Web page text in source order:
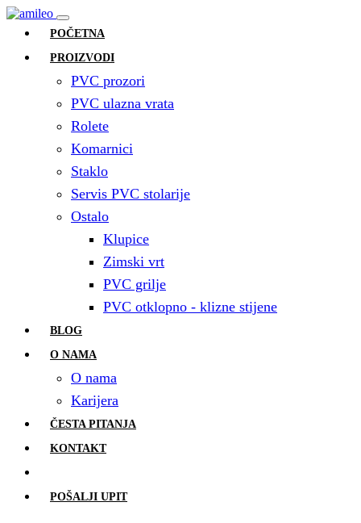
POČETNA
PROIZVODI
PVC prozori
PVC ulazna vrata
Rolete
Komarnici
Staklo
Servis PVC stolarije
Ostalo
Klupice
Zimski vrt
PVC grilje
PVC otklopno - klizne stijene
BLOG
O NAMA
O nama
Karijera
ČESTA PITANJA
KONTAKT
POŠALJI UPIT